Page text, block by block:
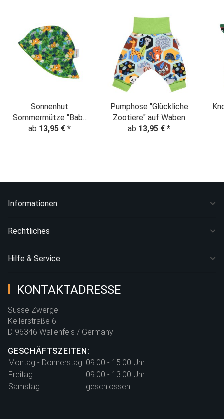
Sonnenhut
Sommermütze "Baby
Löwe im
ab 13,95 € *
Pumphose "Glückliche
Zootiere" auf Waben
ab 13,95 € *
Informationen
Rechtliches
Hilfe & Service
KONTAKTADRESSE
Süsse Zwerge
Kellerstraße 6
D 96346 Wallenfels / Germany
GESCHÄFTSZEITEN:
Montag - Donnerstag: 09:00 - 15:00 Uhr
Freitag:
09:00 - 13:00 Uhr
Samstag:
geschlossen